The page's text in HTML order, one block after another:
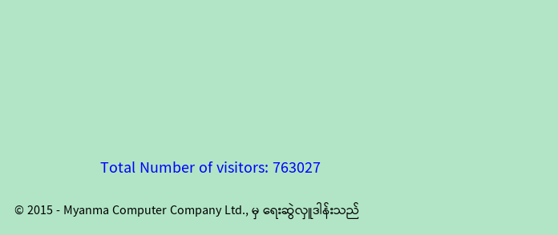
Total Number of visitors: 763027
© 2015 - Myanma Computer Company Ltd., မှ ရေးဆွဲလှူဒါန်းသည်